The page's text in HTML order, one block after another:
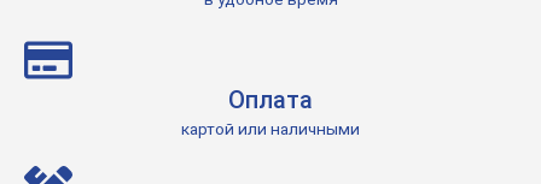
Оплата
картой или наличными